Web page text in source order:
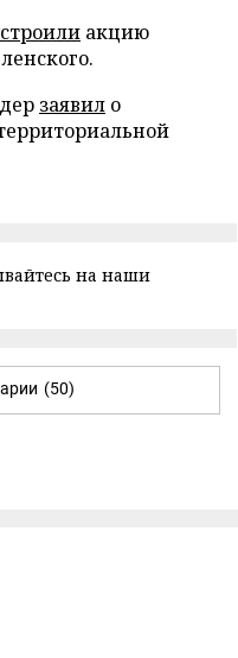
акцию
заявил о
на наши
(50)